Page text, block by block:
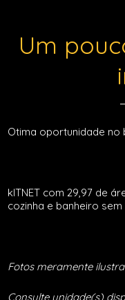
Um
Otima oportunidade no
kITNET com 29,97 de
cozinha e banheiro
Fotos meramente
Consulte unidade(s)